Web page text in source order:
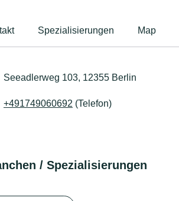
Spezialisierungen Map
Seeadlerweg 103, 12355 Berlin
+491749060692 (Telefon)
/ Spezialisierungen